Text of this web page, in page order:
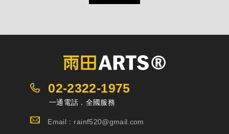
02-2322-1975
一通電話．全國服務
Email：rainf520@gmail.com